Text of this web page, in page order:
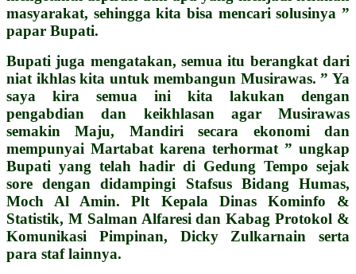
masyarakat, sehingga kita bisa mencari solusinya ”
papar Bupati.
Bupati juga mengatakan, semua itu berangkat dari
niat ikhlas kita untuk membangun Musirawas. ” Ya
saya kira semua ini kita lakukan dengan
pengabdian dan keikhlasan agar Musirawas
semakin Maju, Mandiri secara ekonomi dan
mempunyai Martabat karena terhormat ” ungkap
Bupati yang telah hadir di Gedung Tempo sejak
sore dengan didampingi Stafsus Bidang Humas,
Moch Al Amin. Plt Kepala Dinas Kominfo &
Statistik, M Salman Alfaresi dan Kabag Protokol &
Komunikasi Pimpinan, Dicky Zulkarnain serta
para staf lainnya.